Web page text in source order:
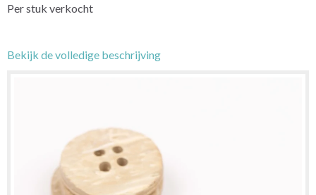
Per stuk verkocht
Bekijk de volledige beschrijving